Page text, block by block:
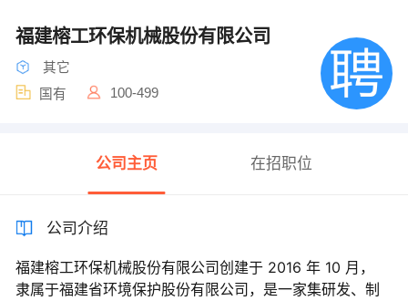
福建榕工环保机械股份有限公司
其它
国有
100-499
公司主页 在招职位
公司介绍
福建榕工环保机械股份有限公司创建于 2016 年 10 月，
隶属于福建省环境保护股份有限公司，是一家集研发、制